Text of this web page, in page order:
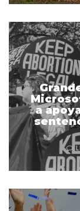
a